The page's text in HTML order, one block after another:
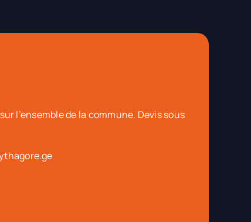
l’ensemble de la commune. Devis sous